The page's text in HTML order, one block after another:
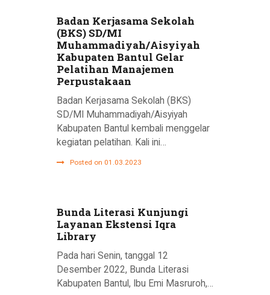
Badan Kerjasama Sekolah
(BKS) SD/MI
Muhammadiyah/Aisyiyah
Kabupaten Bantul Gelar
Pelatihan Manajemen
Perpustakaan
Badan Kerjasama Sekolah (BKS)
SD/MI Muhammadiyah/Aisyiyah
Kabupaten Bantul kembali menggelar
kegiatan pelatihan. Kali ini…
Posted on 01.03.2023
Bunda Literasi Kunjungi
Layanan Ekstensi Iqra
Library
Pada hari Senin, tanggal 12
Desember 2022, Bunda Literasi
Kabupaten Bantul, Ibu Emi Masruroh,…